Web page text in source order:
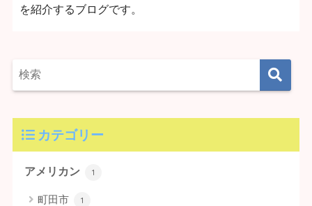
を紹介するブログです。
カテゴリー
アメリカン 1
町田市 1